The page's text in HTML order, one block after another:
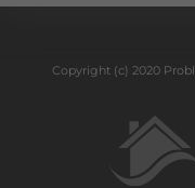
Copyright (c) 2020